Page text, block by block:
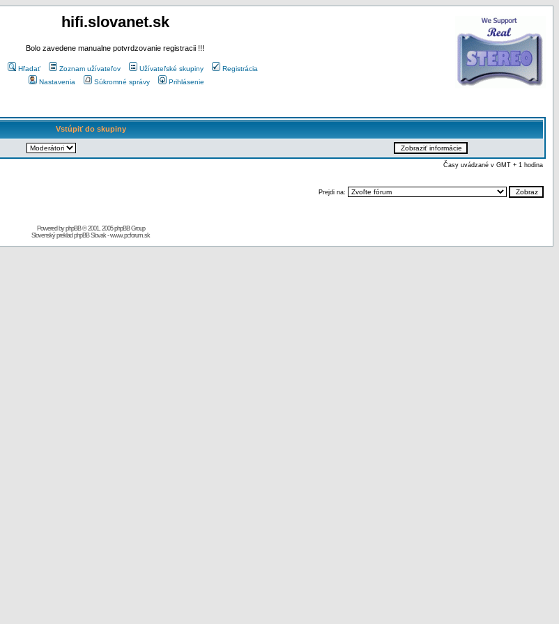
hifi.slovanet.sk
Bolo zavedene manualne potvrdzovanie registracii !!!
Hľadať Zoznam užívateľov Užívateľské skupiny
Registrácia
Nastavenia
Súkromné správy Prihlásenie
Vstúpiť do skupiny
Časy uvádzané v GMT + 1 hodina
Prejdi na:
Powered byphpBB© 2001, 2005 phpBB Group
Slovenský preklad phpBB Slovak-www.pcforum.sk